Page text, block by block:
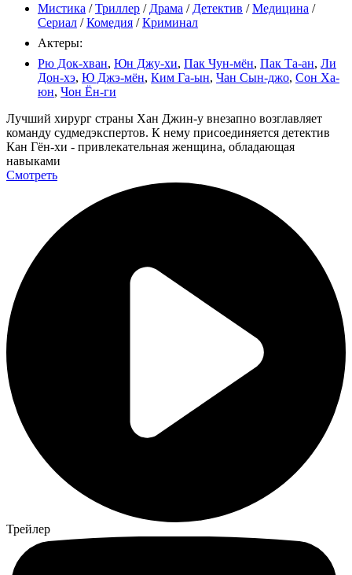
Мистика /Триллер / Драма / Детектив /Медицина /
Сериал /Комедия /Криминал
Актеры:
Рю Док-хван, Юн Джу-хи, Пак Чун-мён, Пак Та-ан, Ли
Дон-хэ, Ю Джэ-мён, Ким Га-ын, Чан Сын-джо, Сон Ха-
юн, Чон Ён-ги
Лучший хирург страны Хан Джин-у внезапно возглавляет
команду судмедэкспертов. К нему присоединяется детектив
Кан Гён-хи - привлекательная женщина, обладающая
навыками
Смотреть
Трейлер